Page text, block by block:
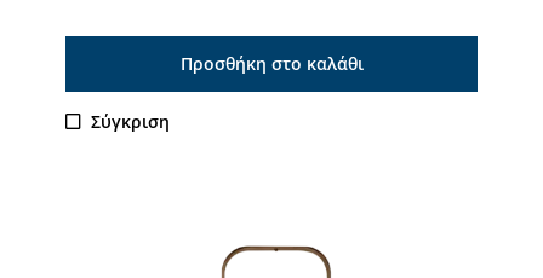
Προσθήκη στο καλάθι
Σύγκριση